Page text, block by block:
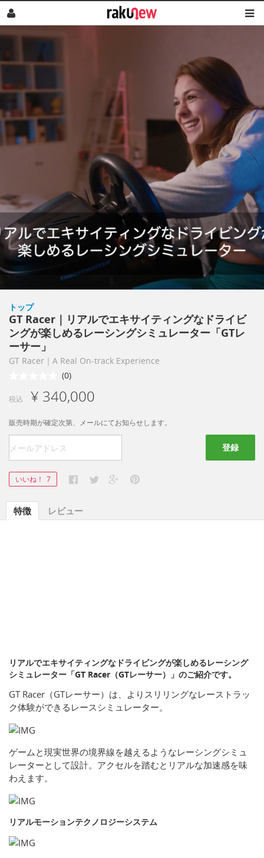
トップ
GT Racer｜リアルでエキサイティングなドライビ
ングが楽しめるレーシングシミュレーター「GTレ
ーサー」
GT Racer｜A Real On-track Experience
(0)
税込 ¥ 340,000
販売時期が確定次第、メールにてお知らせします。
登録
いいね！ 7
特徴 レビュー
リアルでエキサイティングなドライビングが楽しめるレーシング
シミュレーター「GT Racer（GTレーサー）」のご紹介です。
GT Racer（GTレーサー）は、よりスリリングなレーストラッ
ク体験ができるレースシミュレーター。
ゲームと現実世界の境界線を越えるようなレーシングシミュ
レーターとして設計。アクセルを踏むとリアルな加速感を味
わえます。
リアルモーションテクノロジーシステム